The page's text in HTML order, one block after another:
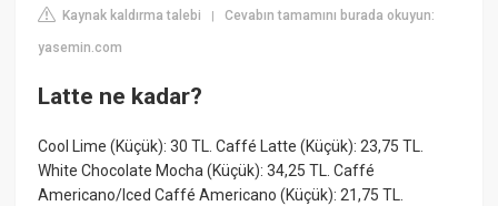
Kaynak kaldırma talebi |Cevabın tamamını burada okuyun:
yasemin.com
Latte ne kadar?
Cool Lime (Küçük): 30 TL. Caffé Latte (Küçük): 23,75 TL.
White Chocolate Mocha (Küçük): 34,25 TL. Caffé
Americano/Iced Caffé Americano (Küçük): 21,75 TL.